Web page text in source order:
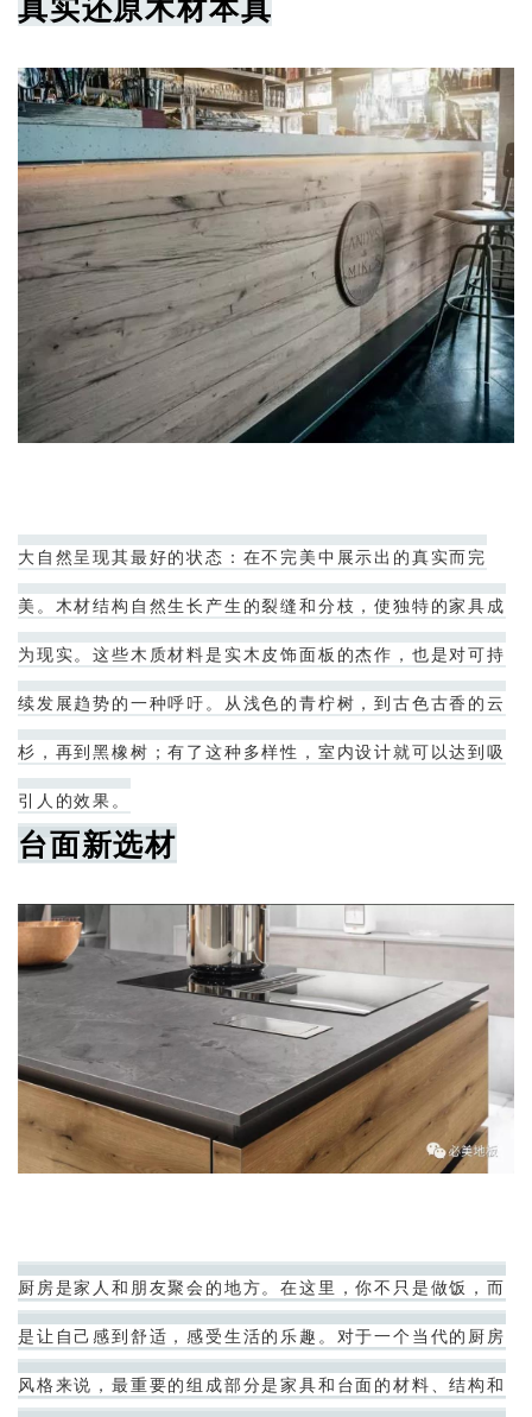
大自然呈现其最好的状态：在不完美中展示出的真实而完
美。木材结构自然生长产生的裂缝和分枝，使独特的家具成
为现实。这些木质材料是实木皮饰面板的杰作，也是对可持
续发展趋势的一种呼吁。 从浅色的青柠树，到古色古香的云
杉，再到黑橡树；有了这种多样性，室内设计就可以达到吸
引人的效果。
台面新选材
厨房是家人和朋友聚会的地方。在这里，你不只是做饭，而
是让自己感到舒适，感受生活的乐趣。对于一个当代的厨房
风格来说，最重要的组成部分是家具和台面的材料、结构和